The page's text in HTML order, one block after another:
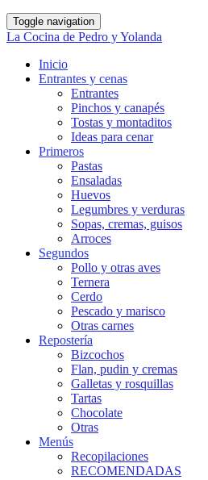
Toggle navigation
La Cocina de Pedro y Yolanda
Inicio
Entrantes y cenas
Entrantes
Pinchos y canapés
Tostas y montaditos
Ideas para cenar
Primeros
Pastas
Ensaladas
Huevos
Legumbres y verduras
Sopas, cremas, guisos
Arroces
Segundos
Pollo y otras aves
Ternera
Cerdo
Pescado y marisco
Otras carnes
Repostería
Bizcochos
Flan, pudin y cremas
Galletas y rosquillas
Tartas
Chocolate
Otras
Menús
Recopilaciones
RECOMENDADAS